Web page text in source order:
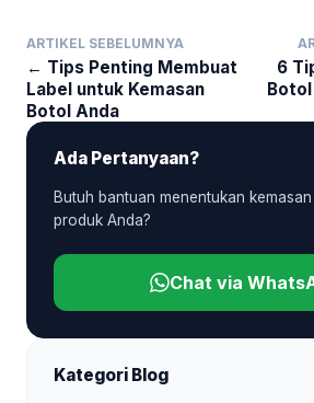
ARTIKEL SEBELUMNYA
← Tips Penting Membuat
Label untuk Kemasan
Botol Anda
6
Ada Pertanyaan?
Butuh bantuan menentukan
produk Anda?
Chat via
Kategori Blog